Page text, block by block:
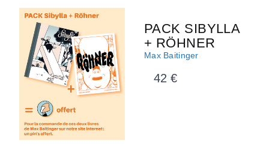
PACK SIBYLLA
+ RÖHNER
Max Baitinger
42 €